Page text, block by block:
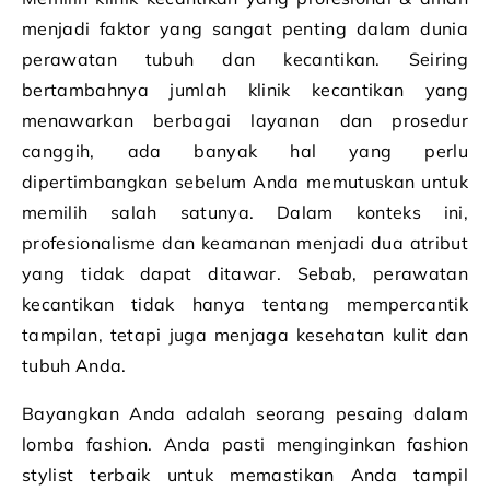
menjadi faktor yang sangat penting dalam dunia
perawatan tubuh dan kecantikan. Seiring
bertambahnya jumlah klinik kecantikan yang
menawarkan berbagai layanan dan prosedur
canggih, ada banyak hal yang perlu
dipertimbangkan sebelum Anda memutuskan untuk
memilih salah satunya. Dalam konteks ini,
profesionalisme dan keamanan menjadi dua atribut
yang tidak dapat ditawar. Sebab, perawatan
kecantikan tidak hanya tentang mempercantik
tampilan, tetapi juga menjaga kesehatan kulit dan
tubuh Anda.
Bayangkan Anda adalah seorang pesaing dalam
lomba fashion. Anda pasti menginginkan fashion
stylist terbaik untuk memastikan Anda tampil